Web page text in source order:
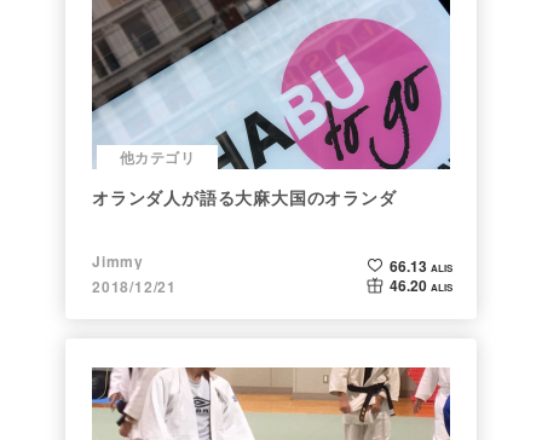
他カテゴリ
オランダ人が語る大麻大国のオランダ
Jimmy
2018/12/21
66.13 ALIS
46.20 ALIS